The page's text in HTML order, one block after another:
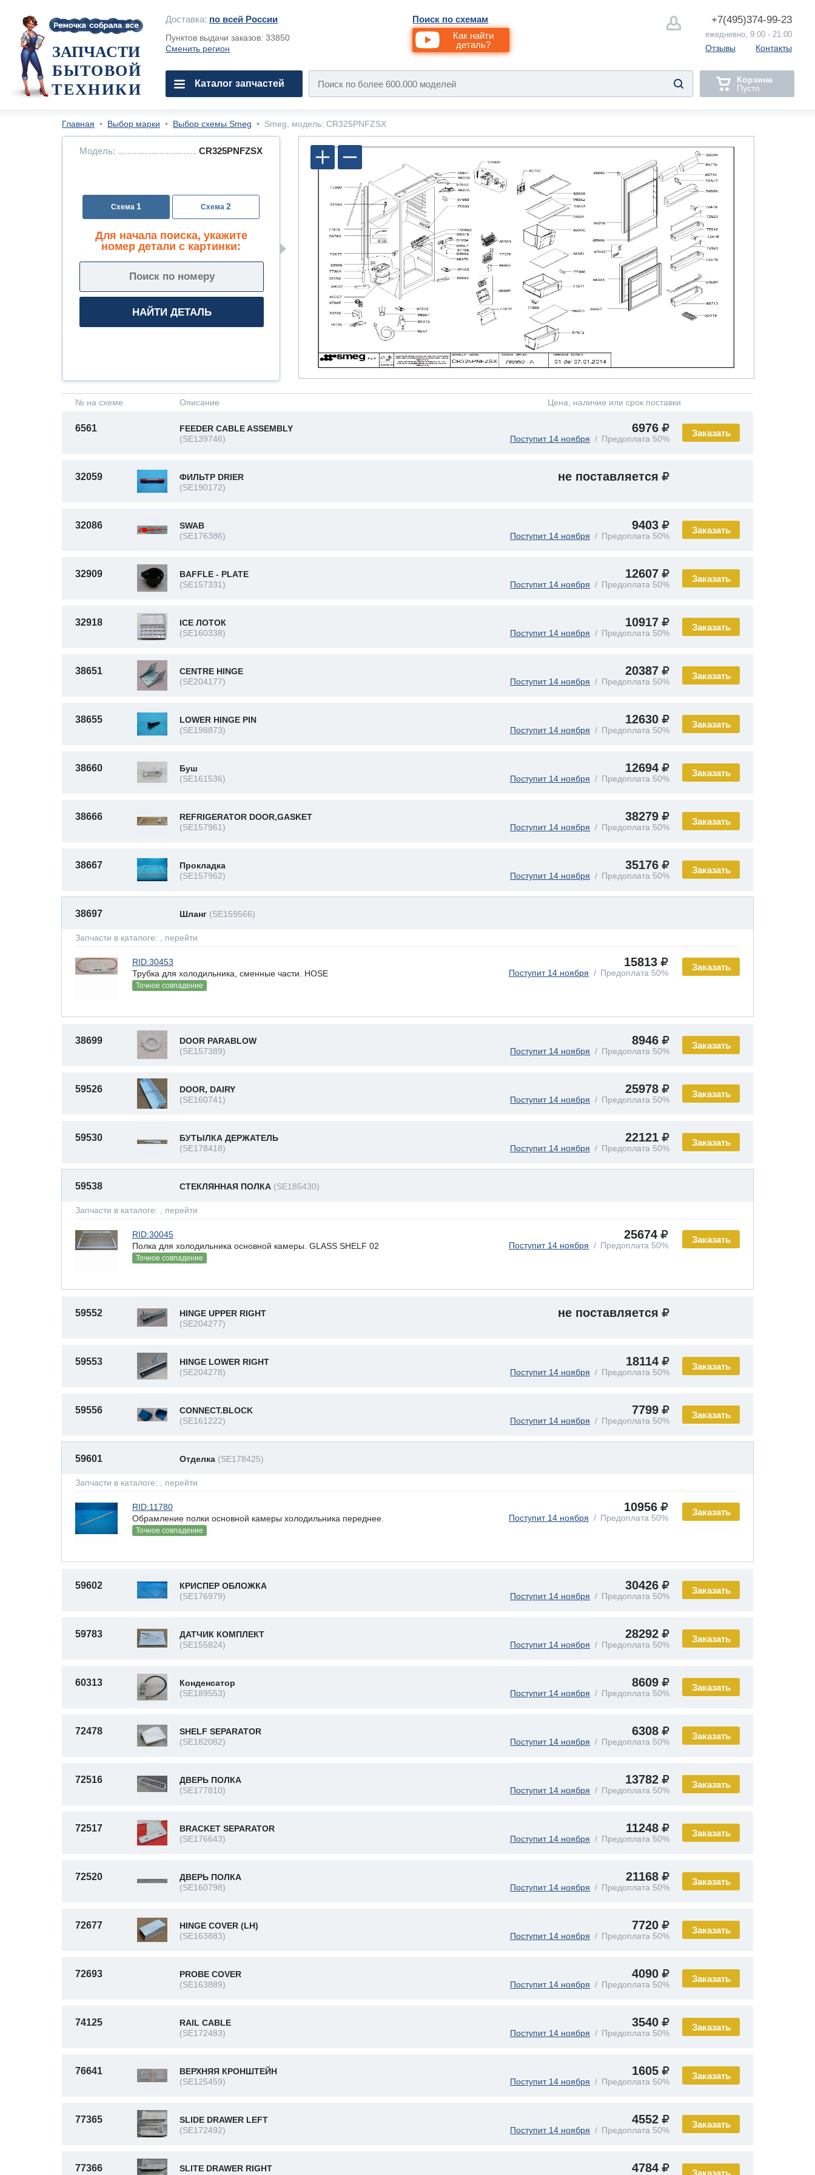
Доставка: по всей России
Пунктов выдачи заказов: 33850
Сменить регион
Поиск по схемам
Как найти
деталь?
+7(495)374-99-23
ежедневно, 9:00 - 21:00
Отзывы Контакты
ЗАПЧАСТИ
БЫТОВОЙ
ТЕХНИКИ
Каталог запчастей
Корзина
Пусто
Главная • Выбор марки • Выбор схемы Smeg • Smeg, модель: CR325PNFZSX
Модель: CR325PNFZSX
1 2
Для начала поиска, укажите
номер детали с картинки:
№ на схеме Описание Цена, наличие или срок поставки
Заказать
6561
FEEDER CABLE ASSEMBLY
(SE139746)
6976
Поступит 14 ноября Предоплата 50%
32059
ФИЛЬТР DRIER
(SE190172)
не поставляется
Заказать
32086
SWAB
(SE176386)
9403
Поступит 14 ноября Предоплата 50%
Заказать
32909
BAFFLE - PLATE
(SE157331)
12607
Поступит 14 ноября Предоплата 50%
Заказать
32918
ICE ЛОТОК
(SE160338)
10917
Поступит 14 ноября Предоплата 50%
Заказать
38651
CENTRE HINGE
(SE204177)
20387
Поступит 14 ноября Предоплата 50%
Заказать
38655
LOWER HINGE PIN
(SE198873)
12630
Поступит 14 ноября Предоплата 50%
Заказать
38660
Буш
(SE161536)
12694
Поступит 14 ноября Предоплата 50%
Заказать
38666
REFRIGERATOR DOOR,GASKET
(SE157961)
38279
Поступит 14 ноября Предоплата 50%
Заказать
38667
Прокладка
(SE157962)
35176
Поступит 14 ноября Предоплата 50%
38697 Шланг (SE159566)
Запчасти в каталоге: , перейти
Заказать
RID:30453
Трубка для холодильника, сменные части. HOSE
Точное совпадение
15813
Поступит 14 ноября Предоплата 50%
Заказать
38699
DOOR PARABLOW
(SE157389)
8946
Поступит 14 ноября Предоплата 50%
Заказать
59526
DOOR, DAIRY
(SE160741)
25978
Поступит 14 ноября Предоплата 50%
Заказать
59530
БУТЫЛКА ДЕРЖАТЕЛЬ
(SE178418)
22121
Поступит 14 ноября Предоплата 50%
59538 СТЕКЛЯННАЯ ПОЛКА (SE185430)
Запчасти в каталоге: , перейти
Заказать
RID:30045
Полка для холодильника основной камеры. GLASS SHELF 02
Точное совпадение
25674
Поступит 14 ноября Предоплата 50%
59552
HINGE UPPER RIGHT
(SE204277)
не поставляется
Заказать
59553
HINGE LOWER RIGHT
(SE204278)
18114
Поступит 14 ноября Предоплата 50%
Заказать
59556
CONNECT.BLOCK
(SE161222)
7799
Поступит 14 ноября Предоплата 50%
59601 Отделка (SE178425)
Запчасти в каталоге: , перейти
Заказать
RID:11780
Обрамление полки основной камеры холодильника переднее.
Точное совпадение
10956
Поступит 14 ноября Предоплата 50%
Заказать
59602
КРИСПЕР ОБЛОЖКА
(SE176979)
30426
Поступит 14 ноября Предоплата 50%
Заказать
59783
ДАТЧИК КОМПЛЕКТ
(SE155824)
28292
Поступит 14 ноября Предоплата 50%
Заказать
60313
Конденсатор
(SE189553)
8609
Поступит 14 ноября Предоплата 50%
Заказать
72478
SHELF SEPARATOR
(SE182082)
6308
Поступит 14 ноября Предоплата 50%
Заказать
72516
ДВЕРЬ ПОЛКА
(SE177810)
13782
Поступит 14 ноября Предоплата 50%
Заказать
72517
BRACKET SEPARATOR
(SE176643)
11248
Поступит 14 ноября Предоплата 50%
Заказать
72520
ДВЕРЬ ПОЛКА
(SE160798)
21168
Поступит 14 ноября Предоплата 50%
Заказать
72677
HINGE COVER (LH)
(SE163883)
7720
Поступит 14 ноября Предоплата 50%
Заказать
72693
PROBE COVER
(SE163889)
4090
Поступит 14 ноября Предоплата 50%
Заказать
74125
RAIL CABLE
(SE172483)
3540
Поступит 14 ноября Предоплата 50%
Заказать
76641
ВЕРХНЯЯ КРОНШТЕЙН
(SE125459)
1605
Поступит 14 ноября Предоплата 50%
Заказать
77365
SLIDE DRAWER LEFT
(SE172492)
4552
Поступит 14 ноября Предоплата 50%
Заказать
77366
SLITE DRAWER RIGHT
4784